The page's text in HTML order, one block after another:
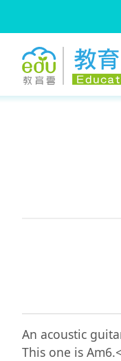
An acoustic
This one is